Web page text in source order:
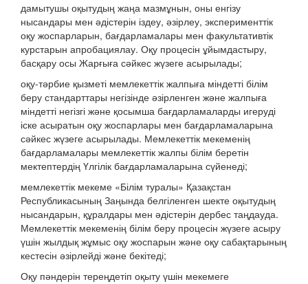
дамытушы оқытудың жаңа мазмұнын, оны енгізу
нысандары мен әдістерін іздеу, әзірлеу, эксперименттік
оқу жоспарларын, бағдарламалары мен факультативтік
курстарын апробациялау. Оқу процесін ұйымдастыру,
басқару осы Жарғыға сәйкес жүзеге асырылады;
оқу-тәрбие қызметі мемлекеттік жалпыға міндетті білім
беру стандарттары негізінде әзірленген және жалпыға
міндетті негізгі және қосымша бағдарламаларды игеруді
іске асыратын оқу жоспарлары мен бағдарламаларына
сәйкес жүзеге асырылады. Мемлекеттік мекеменің
бағдарламалары мемлекеттік жалпы білім беретін
мектептердің Үлгілік бағдарламаларына сүйенеді;
мемлекеттік мекеме «Білім туралы» Қазақстан
Республикасының Заңында белгіленген шекте оқытудың
нысандарын, құралдары мен әдістерін дербес таңдауда.
Мемлекеттік мекеменің білім беру процесін жүзеге асыру
үшін жылдық жұмыс оқу жоспарын және оқу сабақтарының
кестесін әзірлейді және бекітеді;
Оқу пәндерін тереңдетіп оқыту үшін мекемеге